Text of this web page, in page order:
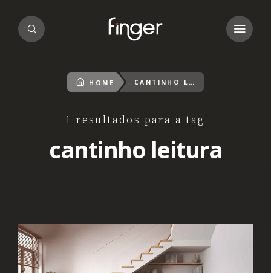
HOME CANTINHO LEITURA
1 resultados para a tag
cantinho leitura